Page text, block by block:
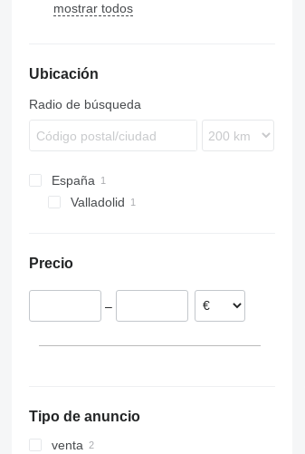
SR34
SK
OPL 38
SP
ADR
97
NS
LPG
mostrar todos
Ubicación
Radio de búsqueda
España
Valladolid
Precio
–
Tipo de anuncio
venta